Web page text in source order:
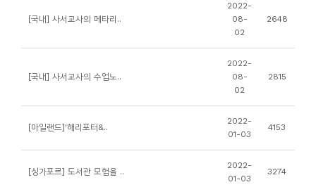
[국내] 사서교사의 메타리..
2022-
08-
02
2648
[국내] 사서교사의 수업노..
2022-
08-
02
2815
[아일랜드]'해리포터&..
2022-
01-03
4153
[싱가포르] 도서관 모험을 ..
2022-
01-03
3274